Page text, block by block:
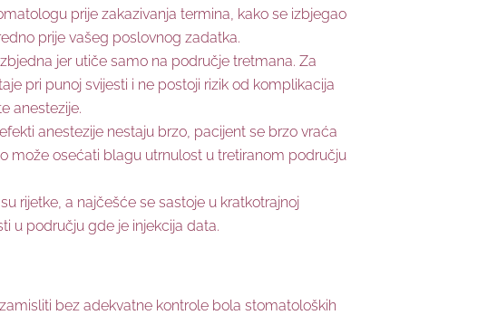
prije zakazivanja termina, kako se izbjegao
prije vašeg poslovnog zadatka.
jer utiče samo na područje tretmana. Za
pri punoj svijesti i ne postoji rizik od komplikacija
anestezije.
anestezije nestaju brzo, pacijent se brzo vraća
može osećati blagu utrnulost u tretiranom području
rijetke, a najčešće se sastoje u kratkotrajnoj
u području gde je injekcija data.
bez adekvatne kontrole bola stomatoloških